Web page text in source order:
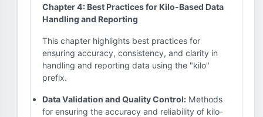
Chapter 4: Best Practices for Kilo-Based Data
Handling and Reporting
This chapter highlights best practices for
ensuring accuracy, consistency, and clarity in
handling and reporting data using the "kilo"
prefix.
Data Validation and Quality Control: Methods
for ensuring the accuracy and reliability of kilo-